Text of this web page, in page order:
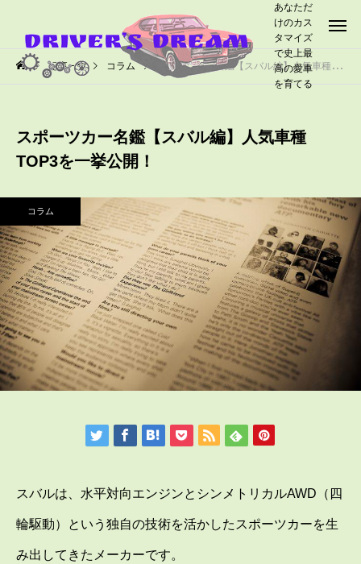
あなただ
けのカス
タマイズ
で史上最
高の愛車
を育てる
記事一覧 コラム スポーツカー名鑑【スバル編】人気車種TOP3を一挙公開！
スポーツカー名鑑【スバル編】人気車種
TOP3を一挙公開！
コラム
スバルは、水平対向エンジンとシンメトリカルAWD（四
輪駆動）という独自の技術を活かしたスポーツカーを生
み出してきたメーカーです。